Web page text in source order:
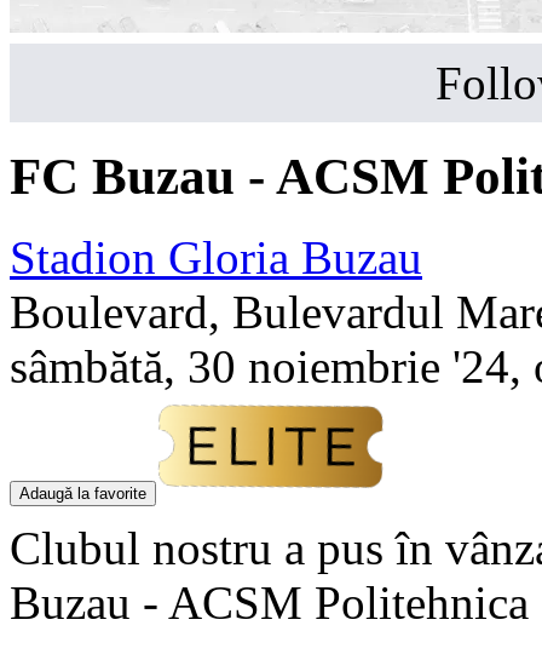
FC Buzau - ACSM
Stadion Gloria Buzau
Boulevard, Bulevardul
sâmbătă, 30 noiembrie '24,
Adaugă la favorite
Clubul nostru a pus în
Buzau - ACSM Politehnica